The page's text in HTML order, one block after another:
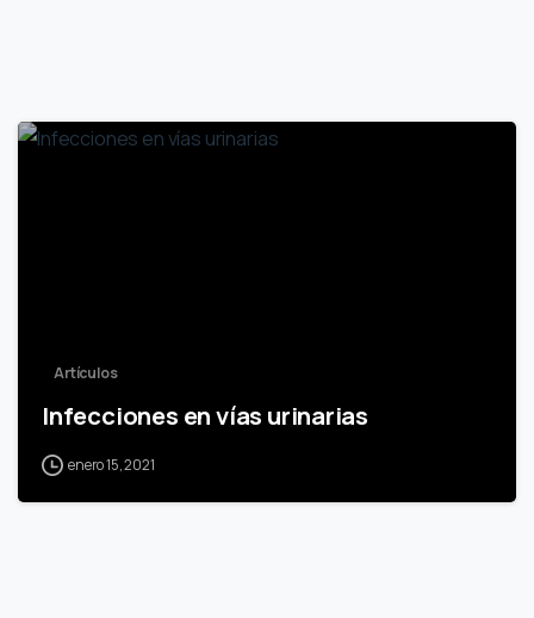
Artículos
Infecciones en vías urinarias
enero 15, 2021